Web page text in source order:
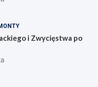
i Zwycięstwa po